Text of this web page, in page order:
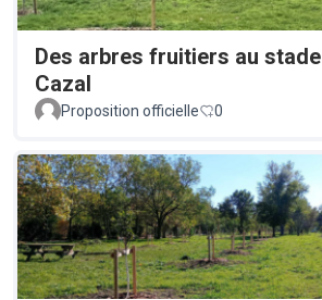
Des arbres fruitiers au stade
Cazal
Proposition officielle 0